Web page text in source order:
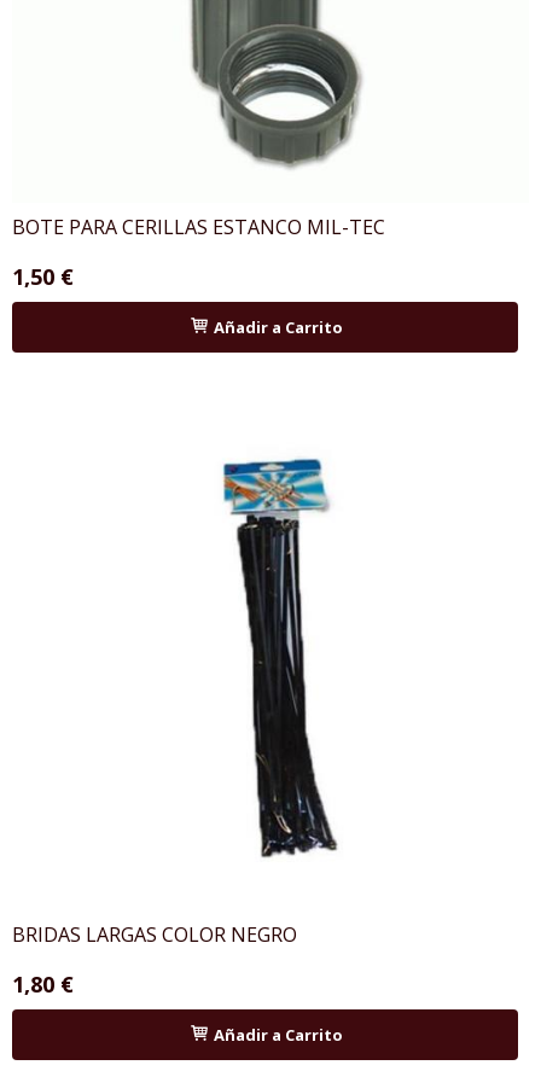
BOTE PARA CERILLAS ESTANCO MIL-TEC
1,50 €
Añadir a Carrito
BRIDAS LARGAS COLOR NEGRO
1,80 €
Añadir a Carrito